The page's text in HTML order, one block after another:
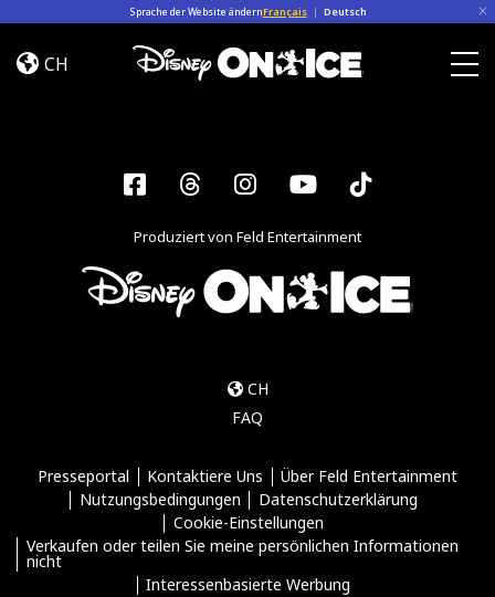
Sprache der Website ändernFrançais | Deutsch
Road
Trip
CH
Facebook
ThreadsInstagram
YouTubeTiktok
Produziert von Feld Entertainment
CH
FAQ
Presseportal Kontaktiere Uns
Über Feld Entertainment
Nutzungsbedingungen
Datenschutzerklärung
Cookie-Einstellungen
Verkaufen oder teilen Sie meine persönlichen Informationen
nicht
Interessenbasierte Werbung